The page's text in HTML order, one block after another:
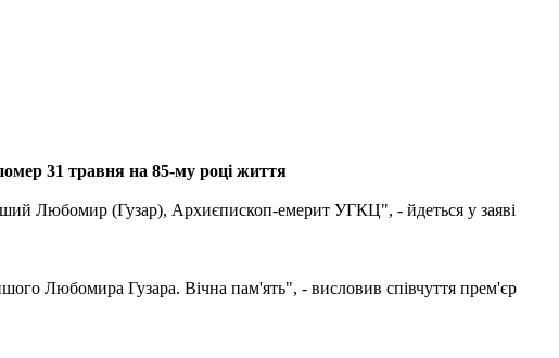
31 травня на 85-му році життя
Любомир (Гузар), Архиєпископ-емерит УГКЦ", - йдеться у заяві
Любомира Гузара. Вічна пам'ять", - висловив співчуття прем'єр